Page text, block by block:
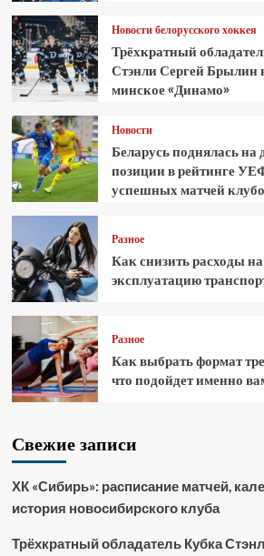
Новости белорусского хоккея
Трёхкратный
Стэнли Сергей Брылин
минское «Динамо»
Новости
Беларусь поднялась на
позиции в рейтинге
успешных матчей
Разное
Как снизить расходы
эксплуатацию
Разное
Как выбрать формат
что подойдет именно
Свежие записи
ХК «Сибирь»: расписание матчей,
история новосибирского клуба
Трёхкратный обладатель Кубка